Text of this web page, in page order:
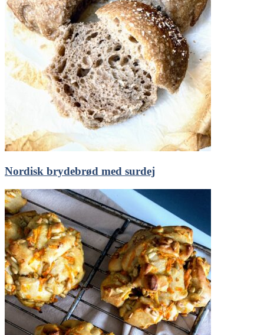
Nordisk brydebrød med surdej